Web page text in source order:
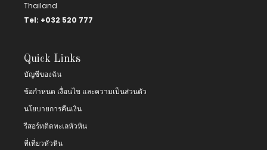
Thailand
Tel: +032 520 777
Quick Links
บัญชีของฉัน
ข้อกำหนด เงื่อนไข และความเป็นส่วนตัว
นโยบายการคืนเงิน
รีสอร์ทติดทะเลหัวหิน
ที่เที่ยวหัวหิน